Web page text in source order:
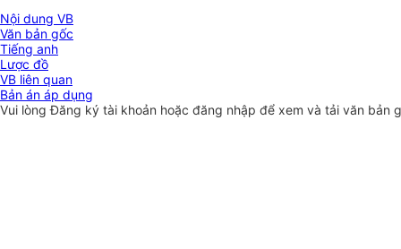
Nội dung VB
Văn bản gốc
Tiếng anh
Lược đồ
VB liên quan
Bản án áp dụng
Vui lòngĐăng ký tài khoản hoặc đăng nhập để xem và tải văn bản